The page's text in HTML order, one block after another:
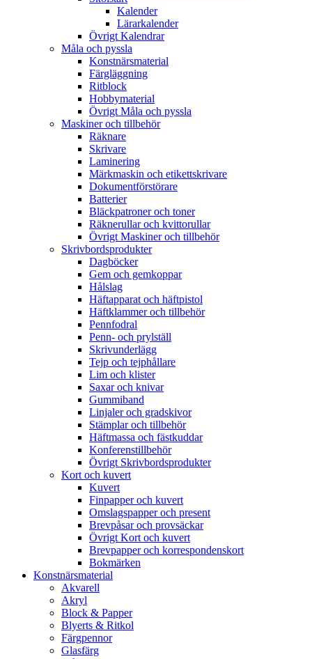
Kalender
Lärarkalender
Övrigt Kalendrar
Måla och pyssla
Konstnärsmaterial
Färgläggning
Ritblock
Hobbymaterial
Övrigt Måla och pyssla
Maskiner och tillbehör
Räknare
Skrivare
Laminering
Märkmaskin och etikettskrivare
Dokumentförstörare
Batterier
Bläckpatroner och toner
Räknerullar och kvittorullar
Övrigt Maskiner och tillbehör
Skrivbordsprodukter
Dagböcker
Gem och gemkoppar
Hålslag
Häftapparat och häftpistol
Häftklammer och tillbehör
Pennfodral
Penn- och prylställ
Skrivunderlägg
Tejp och tejphållare
Lim och klister
Saxar och knivar
Gummiband
Linjaler och gradskivor
Stämplar och tillbehör
Häftmassa och fästkuddar
Konferenstillbehör
Övrigt Skrivbordsprodukter
Kort och kuvert
Kuvert
Finpapper och kuvert
Omslagspapper och present
Brevpåsar och provsäckar
Övrigt Kort och kuvert
Brevpapper och korrespondenskort
Bokmärken
Konstnärsmaterial
Akvarell
Akryl
Block & Papper
Blyerts & Ritkol
Färgpennor
Glasfärg